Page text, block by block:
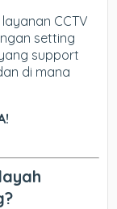
CCTV
setting
support
di mana